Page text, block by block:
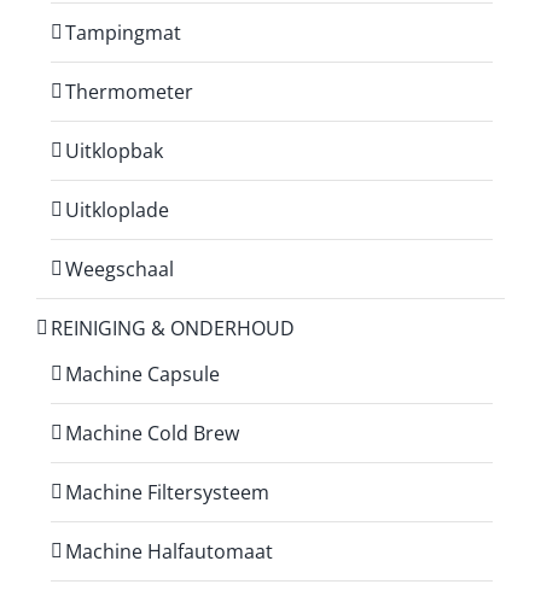
Tampingmat
Thermometer
Uitklopbak
Uitkloplade
Weegschaal
REINIGING & ONDERHOUD
Machine Capsule
Machine Cold Brew
Machine Filtersysteem
Machine Halfautomaat